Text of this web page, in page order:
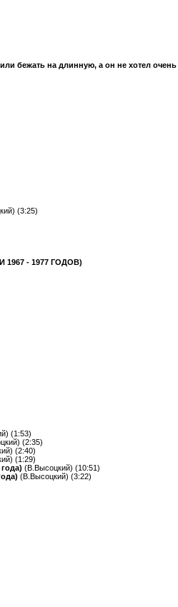
бежать на длинную, а он не хотел очень
(3:25)
- 1977 ГОДОВ)
(1:53)
(2:35)
(2:40)
(1:29)
(В.Высоцкий) (10:51)
(В.Высоцкий) (3:22)